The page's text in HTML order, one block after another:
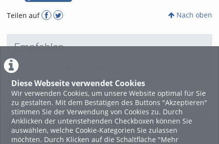
Diese Webseite verwendet Cookies
Wir verwenden Cookies, um unsere Website optimal für Sie
zu gestalten. Mit dem Bestätigen des Buttons "Akzeptieren"
stimmen Sie der Verwendung von Cookies zu. Durch
Anklicken der untenstehenden Checkboxen können Sie
auswählen, welche Cookie-Kategorien Sie zulassen
möchten. Durch Klicken auf die Schaltfläche "Mehr
Teilen auf Nach oben
Empfohlen
Es gibt keine empfohlenen Blogs
About Legal Info